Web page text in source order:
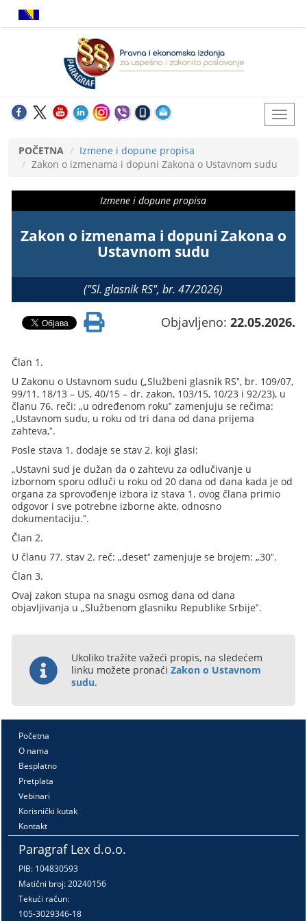
POČETNA
Izmene i dopune propisa
Zakon o izmenama i dopuni Zakona o Ustavnom sudu
Izmene i dopune propisa
Zakon o izmenama i dopuni Zakona o
Ustavnom sudu
("Sl. glasnik RS", br. 47/2026)
Objavljeno: 22.05.2026.
Član 1.
U Zakonu o Ustavnom sudu („Službeni glasnik RSˮ, br. 109/07,
99/11, 18/13 – US, 40/15 – dr. zakon, 103/15, 10/23 i 92/23), u
članu 76. reči: „u određenom rokuˮ zamenjuju se rečima:
„Ustavnom sudu, u roku od tri dana od dana prijema
zahteva,ˮ.
Posle stava 1. dodaje se stav 2. koji glasi:
„Ustavni sud je dužan da o zahtevu za odlučivanje u
izbornom sporu odluči u roku od 20 dana od dana kada je od
organa za sprovođenje izbora iz stava 1. ovog člana primio
odgovor i sve potrebne izborne akte, odnosno
dokumentaciju.ˮ.
Član 2.
U članu 77. stav 2. reč: „desetˮ zamenjuje se brojem: „30ˮ.
Član 3.
Ovaj zakon stupa na snagu osmog dana od dana
objavljivanja u „Službenom glasniku Republike Srbijeˮ.
Ukoliko tražite važeći propis, na sledećem
linku možete pronaćiZakon o Ustavnom
sudu.
Početna
O nama
Besplatno
Pretplata
Vebinari
Korisnički kutak
Kontakt
Paragraf Lex d.o.o.
PIB: 104830593
Matični broj: 20240156
Tekući račun:
105-3029346-18